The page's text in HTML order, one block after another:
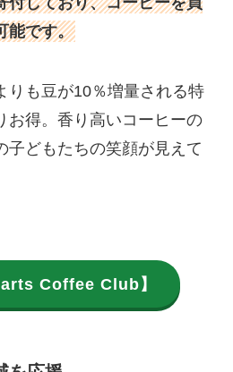
能です。
りも豆が10％増量される特
お得。香り高いコーヒーの
子どもたちの笑顔が見えて
Coffee Club】